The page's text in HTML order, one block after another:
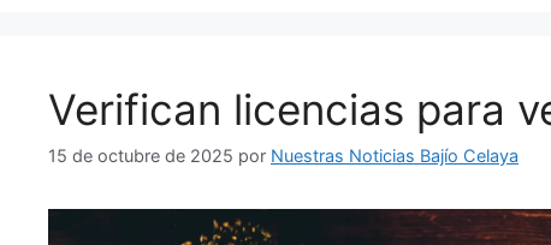
Verifican licencias para
15 de octubre de 2025 por Nuestras Noticias Bajío Celaya